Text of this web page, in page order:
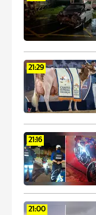
21:29
21:16
21:00